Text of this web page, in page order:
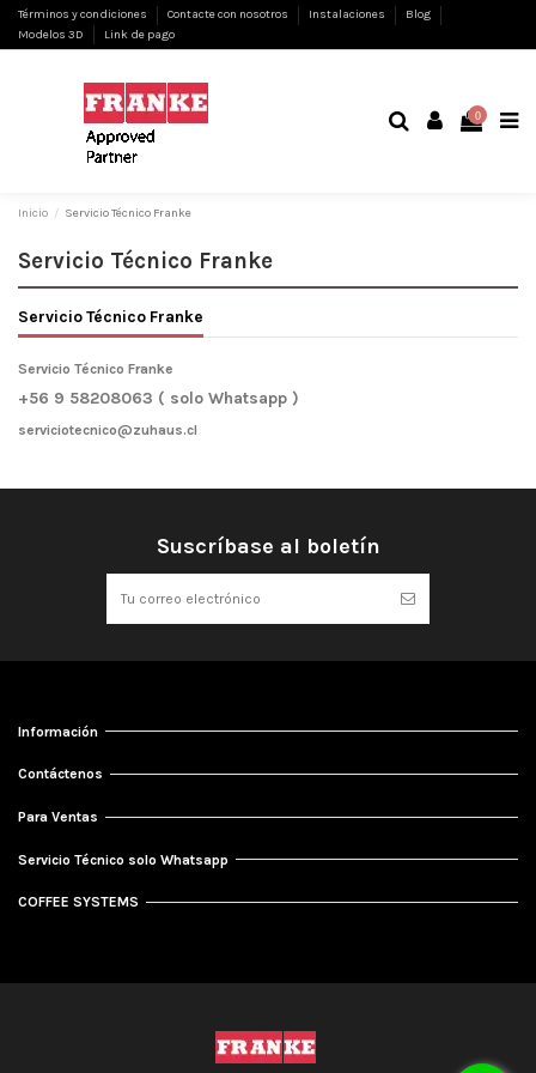
Términos y condiciones Contacte con nosotros Instalaciones
Blog
Modelos 3D
Link de pago
0
Inicio Servicio Técnico Franke
Servicio Técnico Franke
Servicio Técnico Franke
Servicio Técnico Franke
+56 9 58208063 ( solo Whatsapp )
serviciotecnico@zuhaus.cl
Suscríbase al boletín
Información
Contáctenos
Para Ventas
Servicio Técnico solo Whatsapp
COFFEE SYSTEMS